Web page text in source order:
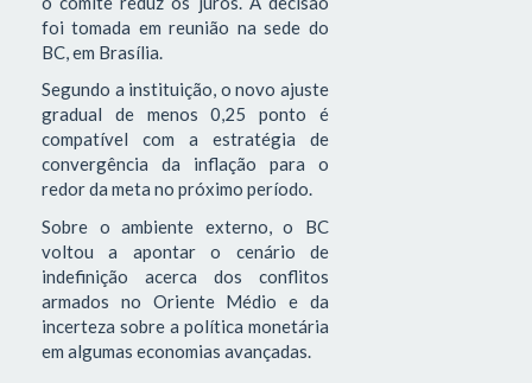
foi tomada em reunião na sede do
BC, em Brasília.
Segundo a instituição, o novo ajuste
gradual de menos 0,25 ponto é
compatível com a estratégia de
convergência da inflação para o
redor da meta no próximo período.
Sobre o ambiente externo, o BC
voltou a apontar o cenário de
indefinição acerca dos conflitos
armados no Oriente Médio e da
incerteza sobre a política monetária
em algumas economias avançadas.